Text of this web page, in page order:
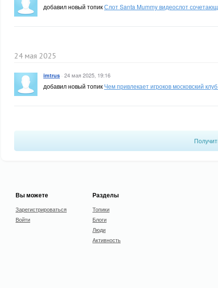
добавил новый топикСлот Santa Mummy видеослот
24 мая 2025
imtrus · 24 мая 2025, 19:16
добавил новый топик Чем привлекает игроков московский
Вы можете
Зарегистрироваться
Войти
Разделы
Топики
Блоги
Люди
Активность